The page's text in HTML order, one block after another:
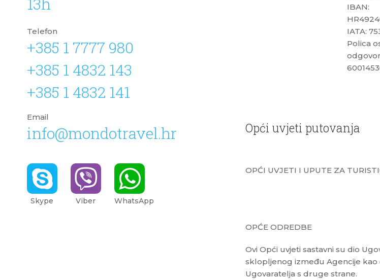
Telefon
+385 1 7777 980
+385 1 4832 143
+385 1 4832 141
Email
info@mondotravel.hr
Skype Viber WhatsApp
IBAN:
IATA:
Polica
Opći uvjeti putovanja
OPĆI UVJETI I
Mondo
OPĆE ODREDBE
Ovi Opći uvjeti sastavni su dio
sklopljenog između Agencije kao
Ugovaratelja s druge strane.